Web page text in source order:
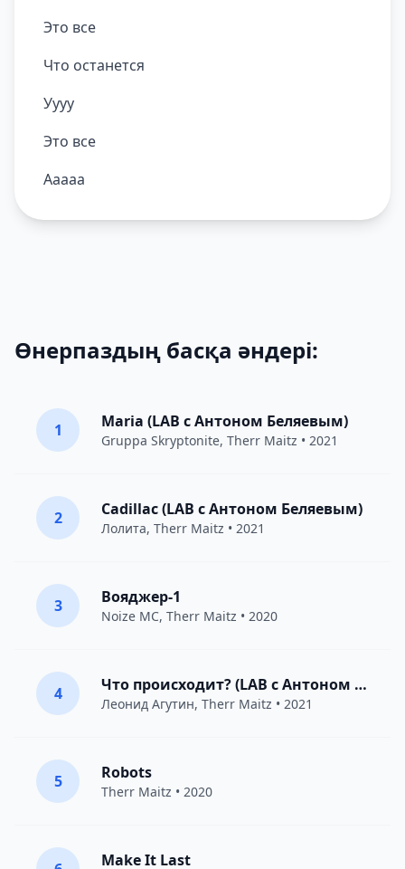
Это все
Что останется
Уууу
Это все
Ааааа
Өнерпаздың басқа әндері:
1 Maria (LAB c Антоном Беляевым)
Gruppa Skryptonite, Therr Maitz • 2021
2 Cadillac (LAB с Антоном Беляевым)
Лолита, Therr Maitz • 2021
3 Вояджер-1
Noize MC, Therr Maitz • 2020
4 Что происходит? (LAB с Антоном Беляевым)
Леонид Агутин, Therr Maitz • 2021
5 Robots
Therr Maitz • 2020
Make It Last